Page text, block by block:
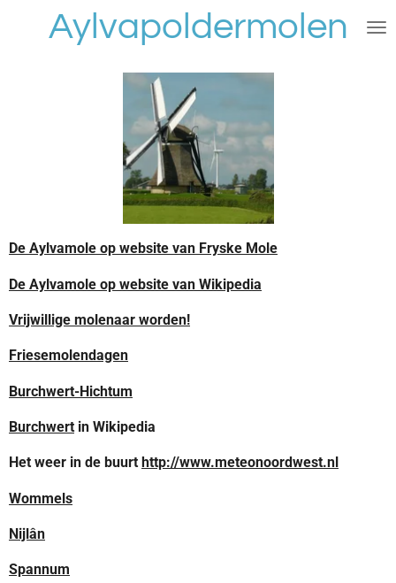
Aylvapoldermolen
De Aylvamole op website van Fryske Mole
De Aylvamole op website van Wikipedia
Vrijwillige molenaar worden!
Friesemolendagen
Burchwert-Hichtum
Burchwert in Wikipedia
Het weer in de buurt http://www.meteonoordwest.nl
Wommels
Nijlân
Spannum